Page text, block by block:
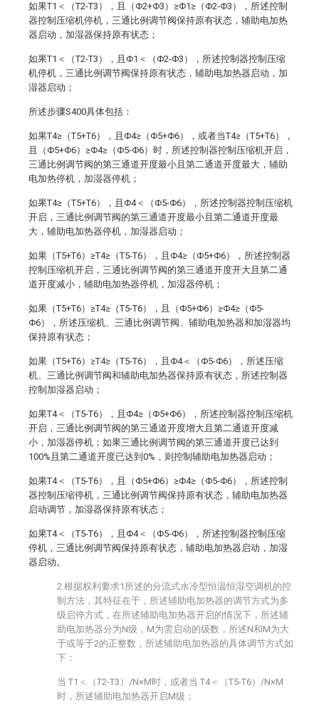
如果T1＜（T2-T3），且（Φ2+Φ3）≥Φ1≥（Φ2-Φ3），所述控制
器控制压缩机停机，三通比例调节阀保持原有状态，辅助电加热
器启动，加湿器保持原有状态；
如果T1＜（T2-T3），且Φ1＜（Φ2-Φ3），所述控制器控制压缩
机停机，三通比例调节阀保持原有状态，辅助电加热器启动，加
湿器启动；
所述步骤S400具体包括：
如果T4≥（T5+T6），且Φ4≥（Φ5+Φ6），或者当T4≥（T5+T6），
且（Φ5+Φ6）≥Φ4≥（Φ5-Φ6）时，所述控制器控制压缩机开启，
三通比例调节阀的第三通道开度最小且第二通道开度最大，辅助
电加热停机，加湿器停机；
如果T4≥（T5+T6），且Φ4＜（Φ5-Φ6），所述控制器控制压缩机
开启，三通比例调节阀的第三通道开度最小且第二通道开度最
大，辅助电加热器停机，加湿器启动；
如果（T5+T6）≥T4≥（T5-T6），且Φ4≥（Φ5+Φ6），所述控制器
控制压缩机开启，三通比例调节阀的第三通道开度开大且第二通
道开度减小，辅助电加热器停机，加湿器停机；
如果（T5+T6）≥T4≥（T5-T6），且（Φ5+Φ6）≥Φ4≥（Φ5-
Φ6），所述压缩机、三通比例调节阀、辅助电加热器和加湿器均
保持原有状态；
如果（T5+T6）≥T4≥（T5-T6），且Φ4＜（Φ5-Φ6），所述压缩
机、三通比例调节阀和辅助电加热器保持原有状态，所述控制器
控制加湿器启动；
如果T4＜（T5-T6），且Φ4≥（Φ5+Φ6），所述控制器控制压缩机
开启，三通比例调节阀的第三通道开度增大且第二通道开度减
小，加湿器停机；如果三通比例调节阀的第三通道开度已达到
100%且第二通道开度已达到0%，则控制辅助电加热器启动；
如果T4＜（T5-T6），且（Φ5+Φ6）≥Φ4≥（Φ5-Φ6），所述控制
器控制压缩停机，三通比例调节阀保持原有状态，辅助电加热器
启动调节，加湿器保持原有状态；
如果T4＜（T5-T6），且Φ4＜（Φ5-Φ6），所述控制器控制压缩
停机，三通比例调节阀保持原有状态，辅助电加热器启动，加湿
器启动。
2.根据权利要求1所述的分流式水冷型恒温恒湿空调机的控
制方法，其特征在于，所述辅助电加热器的调节方式为多
级启停方式，在所述辅助电加热器开启的情况下，所述辅
助电加热器分为N级，M为需启动的级数，所述N和M为大
于或等于2的正整数，所述辅助电加热器的具体调节方式如
下：
当 T1＜（T2-T3）/N×M时，或者当 T4＜（T5-T6）/N×M
时，所述辅助电加热器开启M级；